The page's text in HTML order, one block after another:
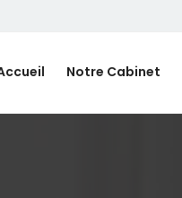
Notre Cabinet